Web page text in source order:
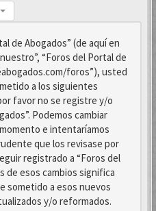
de Abogados” (de aquí en
“Foros del Portal de
foros”), usted
a los siguientes
favor no se registre y/o
Podemos cambiar
e intentaríamos
que los revisase por
registrado a “Foros del
de esos cambios significa
sometido a esos nuevos
y/o reformados.